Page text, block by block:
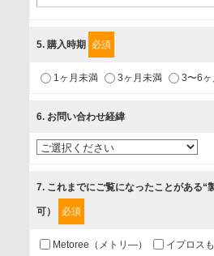
1.当社が取り扱う商品・サービスに関
2.当社が開催（主催・共催・協賛）
3.お客様の業務内容、及び興味、関心
4.お客様満足度調査等のアンケートの
第三者提供の有無
あり
5. 購入時期 必須
1ヶ月未満 3ヶ月未満 3〜6
6. お問い合わせ経緯
7. これまでにご覧になったことがある“
可） 必須
Metoree（メトリ―） イプロス